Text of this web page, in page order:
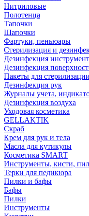
Нитриловые
Полотенца
Тапочки
Шапочки
Фартуки, пеньюары
Стерилизация и
Дезинфекция
Дезинфекция
Пакеты для
Дезинфекция рук
Журналы учета,
Дезинфекция воздуха
Уходовая косметика
GELLAKTIK
Скраб
Крем для рук и тела
Масла для кутикулы
Косметика SMART
Инструменты, кисти,
Терки для педикюра
Пилки и бафы
Бафы
Пилки
Инструменты